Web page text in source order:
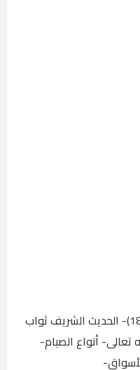
مخارج الحروف- سور البقرة (183-185)- الحديث الشريف ثواب
تعالى- أنواع الصيام-